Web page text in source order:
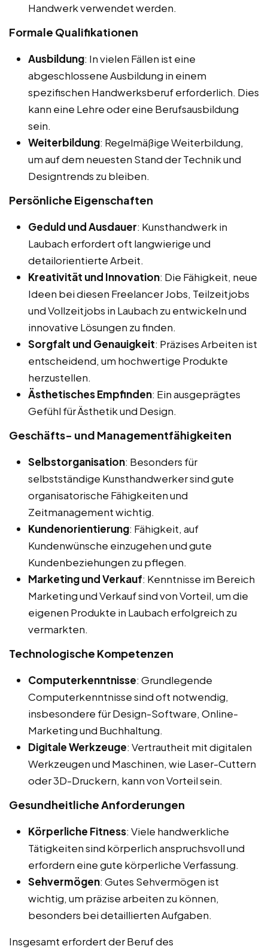
Handwerk verwendet werden.
Formale Qualifikationen
Ausbildung: In vielen Fällen ist eine
abgeschlossene Ausbildung in einem
spezifischen Handwerksberuf erforderlich. Dies
kann eine Lehre oder eine Berufsausbildung
sein.
Weiterbildung: Regelmäßige Weiterbildung,
um auf dem neuesten Stand der Technik und
Designtrends zu bleiben.
Persönliche Eigenschaften
Geduld und Ausdauer: Kunsthandwerk in
Laubach erfordert oft langwierige und
detailorientierte Arbeit.
Kreativität und Innovation: Die Fähigkeit, neue
Ideen bei diesen Freelancer Jobs, Teilzeitjobs
und Vollzeitjobs in Laubach zu entwickeln und
innovative Lösungen zu finden.
Sorgfalt und Genauigkeit: Präzises Arbeiten ist
entscheidend, um hochwertige Produkte
herzustellen.
Ästhetisches Empfinden: Ein ausgeprägtes
Gefühl für Ästhetik und Design.
Geschäfts- und Managementfähigkeiten
Selbstorganisation: Besonders für
selbstständige Kunsthandwerker sind gute
organisatorische Fähigkeiten und
Zeitmanagement wichtig.
Kundenorientierung: Fähigkeit, auf
Kundenwünsche einzugehen und gute
Kundenbeziehungen zu pflegen.
Marketing und Verkauf: Kenntnisse im Bereich
Marketing und Verkauf sind von Vorteil, um die
eigenen Produkte in Laubach erfolgreich zu
vermarkten.
Technologische Kompetenzen
Computerkenntnisse: Grundlegende
Computerkenntnisse sind oft notwendig,
insbesondere für Design-Software, Online-
Marketing und Buchhaltung.
Digitale Werkzeuge: Vertrautheit mit digitalen
Werkzeugen und Maschinen, wie Laser-Cuttern
oder 3D-Druckern, kann von Vorteil sein.
Gesundheitliche Anforderungen
Körperliche Fitness: Viele handwerkliche
Tätigkeiten sind körperlich anspruchsvoll und
erfordern eine gute körperliche Verfassung.
Sehvermögen: Gutes Sehvermögen ist
wichtig, um präzise arbeiten zu können,
besonders bei detaillierten Aufgaben.
Insgesamt erfordert der Beruf des